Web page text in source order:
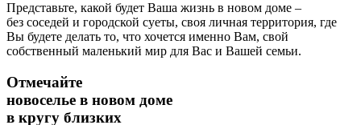
Представьте, какой будет Ваша жизнь в новом доме –
без соседей и городской суеты, своя личная территория, где
Вы будете делать то, что хочется именно Вам, свой
собственный маленький мир для Вас и Вашей семьи.
Отмечайте
новоселье в новом доме
в кругу близких